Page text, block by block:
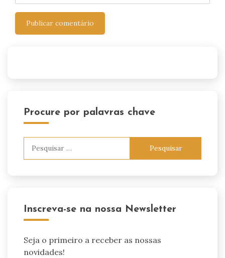
Procure por palavras chave
Inscreva-se na nossa Newsletter
Seja o primeiro a receber as nossas
novidades!